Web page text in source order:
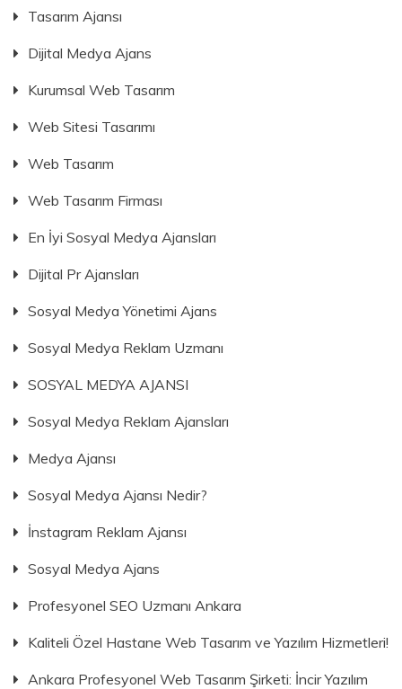
Tasarım Ajansı
Dijital Medya Ajans
Kurumsal Web Tasarım
Web Sitesi Tasarımı
Web Tasarım
Web Tasarım Firması
En İyi Sosyal Medya Ajansları
Dijital Pr Ajansları
Sosyal Medya Yönetimi Ajans
Sosyal Medya Reklam Uzmanı
SOSYAL MEDYA AJANSI
Sosyal Medya Reklam Ajansları
Medya Ajansı
Sosyal Medya Ajansı Nedir?
İnstagram Reklam Ajansı
Sosyal Medya Ajans
Profesyonel SEO Uzmanı Ankara
Kaliteli Özel Hastane Web Tasarım ve Yazılım Hizmetleri!
Ankara Profesyonel Web Tasarım Şirketi: İncir Yazılım